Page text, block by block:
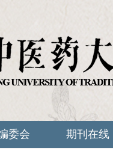
委会 期刊在线